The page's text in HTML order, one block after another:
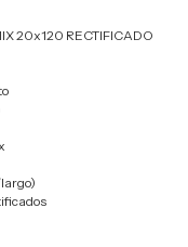
20x120 RECTIFICADO